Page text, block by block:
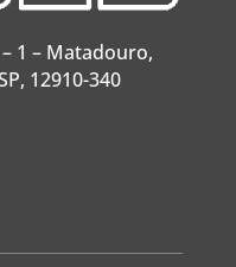
1 – Matadouro,
12910-340